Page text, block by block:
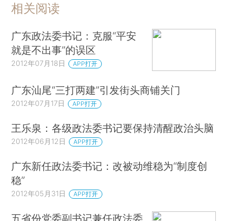
相关阅读
广东政法委书记：克服“平安
就是不出事”的误区
2012年07月18日 APP打开
广东汕尾“三打两建”引发街头商铺关门
2012年07月17日 APP打开
王乐泉：各级政法委书记要保持清醒政治头脑
2012年06月12日 APP打开
广东新任政法委书记：改被动维稳为“制度创
稳”
2012年05月31日 APP打开
五省份党委副书记兼任政法委